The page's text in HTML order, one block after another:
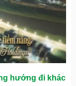
hướng đi khác